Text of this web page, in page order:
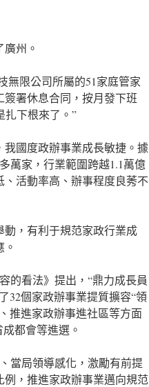
州。
無限公司所屬的51家庭管家
署休息合同，按月發下班
扎下根來了。”
國度政辦事業成長敏捷。據
萬家，行業範圍跨越1.1萬億
活動率高、辦事程度良莠不
，有利于規范家政行業成
的看法》提出，“鼎力成長員
32個家政辦事業提質擴容“領
推進家政辦事進社區等方面
都會等進選。
當局領導感化，激勵有前提
，推進家政辦事業邁向規范